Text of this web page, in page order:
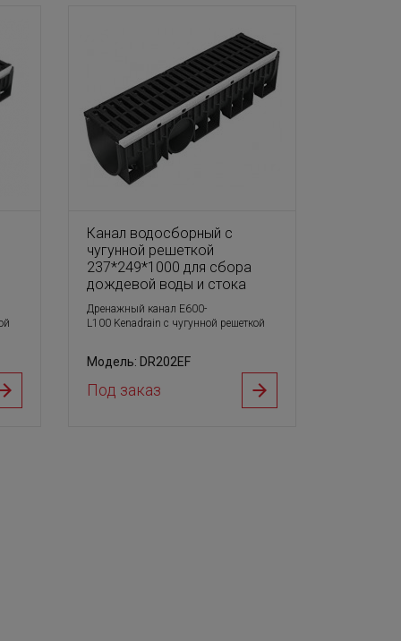
Канал водосборный с
чугунной решеткой
237*249*1000 для сбора
дождевой воды и стока
Дренажный канал E600-
L100 Kenadrain с чугунной решеткой
Модель: DR202EF
Под заказ